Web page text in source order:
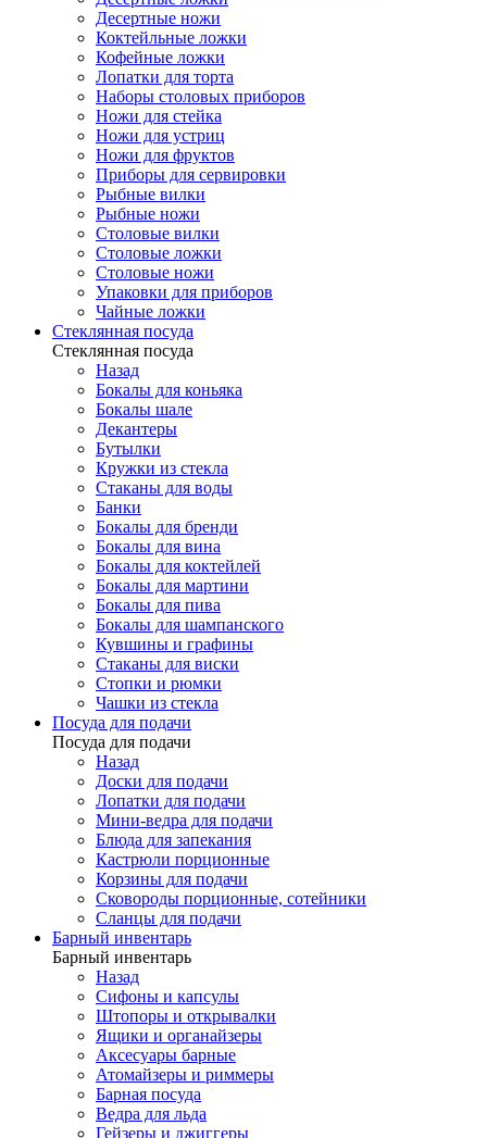
Десертные ножи
Коктейльные ложки
Кофейные ложки
Лопатки для торта
Наборы столовых приборов
Ножи для стейка
Ножи для устриц
Ножи для фруктов
Приборы для сервировки
Рыбные вилки
Рыбные ножи
Столовые вилки
Столовые ложки
Столовые ножи
Упаковки для приборов
Чайные ложки
Стеклянная посуда
Стеклянная посуда
Назад
Бокалы для коньяка
Бокалы шале
Декантеры
Бутылки
Кружки из стекла
Стаканы для воды
Банки
Бокалы для бренди
Бокалы для вина
Бокалы для коктейлей
Бокалы для мартини
Бокалы для пива
Бокалы для шампанского
Кувшины и графины
Стаканы для виски
Стопки и рюмки
Чашки из стекла
Посуда для подачи
Посуда для подачи
Назад
Доски для подачи
Лопатки для подачи
Мини-ведра для подачи
Блюда для запекания
Кастрюли порционные
Корзины для подачи
Сковороды порционные, сотейники
Сланцы для подачи
Барный инвентарь
Барный инвентарь
Назад
Сифоны и капсулы
Штопоры и открывалки
Ящики и органайзеры
Аксесуары барные
Атомайзеры и риммеры
Барная посуда
Ведра для льда
Гейзеры и джиггеры